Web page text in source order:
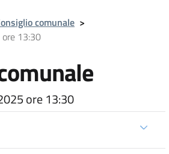
comunale >
13:30
ore 13:30